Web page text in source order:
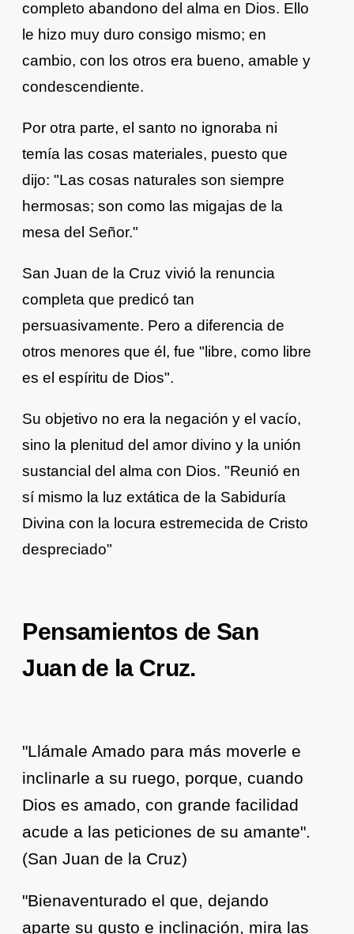
completo abandono del alma en Dios. Ello
le hizo muy duro consigo mismo; en
cambio, con los otros era bueno, amable y
condescendiente.
Por otra parte, el santo no ignoraba ni
temía las cosas materiales, puesto que
dijo: "Las cosas naturales son siempre
hermosas; son como las migajas de la
mesa del Señor."
San Juan de la Cruz vivió la renuncia
completa que predicó tan
persuasivamente. Pero a diferencia de
otros menores que él, fue "libre, como libre
es el espíritu de Dios".
Su objetivo no era la negación y el vacío,
sino la plenitud del amor divino y la unión
sustancial del alma con Dios. "Reunió en
sí mismo la luz extática de la Sabiduría
Divina con la locura estremecida de Cristo
despreciado"
Pensamientos de San
Juan de la Cruz.
"Llámale Amado para más moverle e
inclinarle a su ruego, porque, cuando
Dios es amado, con grande facilidad
acude a las peticiones de su amante".
(San Juan de la Cruz)
"Bienaventurado el que, dejando
aparte su gusto e inclinación, mira las